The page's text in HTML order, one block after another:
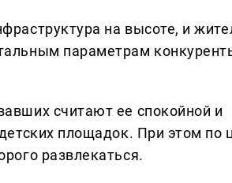
на высоте, и
параметрам
считают ее спокойной и
площадок. При этом по
развлекаться.